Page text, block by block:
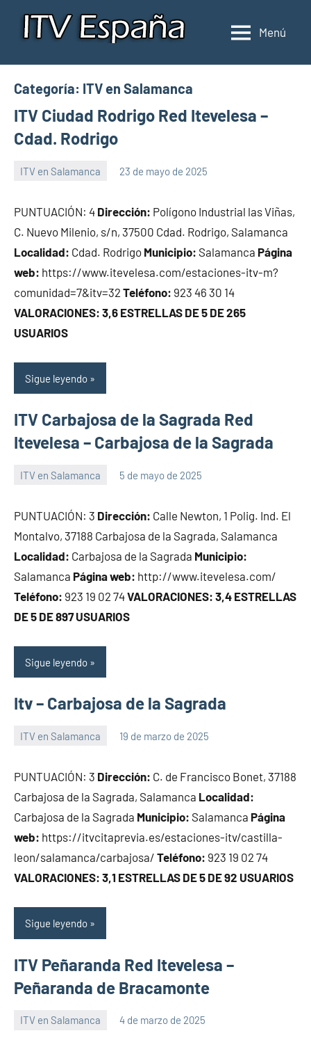
Inspección
de
en
Donde
España
Menú
Categoría: ITV en Salamanca
ITV Ciudad Rodrigo Red Itevelesa –
Cdad. Rodrigo
ITV en Salamanca 23 de mayo de 2025
PUNTUACIÓN: 4 Dirección: Polígono Industrial las Viñas,
C. Nuevo Milenio, s/n, 37500 Cdad. Rodrigo, Salamanca
Localidad: Cdad. Rodrigo Municipio: Salamanca Página
web: https://www.itevelesa.com/estaciones-itv-m?
comunidad=7&itv=32 Teléfono: 923 46 30 14
VALORACIONES: 3,6 ESTRELLAS DE 5 DE 265
USUARIOS
Sigue leyendo
ITV Carbajosa de la Sagrada Red
Itevelesa – Carbajosa de la Sagrada
ITV en Salamanca 5 de mayo de 2025
PUNTUACIÓN: 3 Dirección: Calle Newton, 1 Polig. Ind. El
Montalvo, 37188 Carbajosa de la Sagrada, Salamanca
Localidad: Carbajosa de la Sagrada Municipio:
Salamanca Página web: http://www.itevelesa.com/
Teléfono: 923 19 02 74VALORACIONES: 3,4 ESTRELLAS
DE 5 DE 897 USUARIOS
Sigue leyendo
Itv – Carbajosa de la Sagrada
ITV en Salamanca 19 de marzo de 2025
PUNTUACIÓN: 3 Dirección: C. de Francisco Bonet, 37188
Carbajosa de la Sagrada, Salamanca Localidad:
Carbajosa de la Sagrada Municipio: Salamanca Página
web: https://itvcitaprevia.es/estaciones-itv/castilla-
leon/salamanca/carbajosa/ Teléfono: 923 19 02 74
VALORACIONES: 3,1 ESTRELLAS DE 5 DE 92 USUARIOS
Sigue leyendo
ITV Peñaranda Red Itevelesa –
Peñaranda de Bracamonte
ITV en Salamanca 4 de marzo de 2025